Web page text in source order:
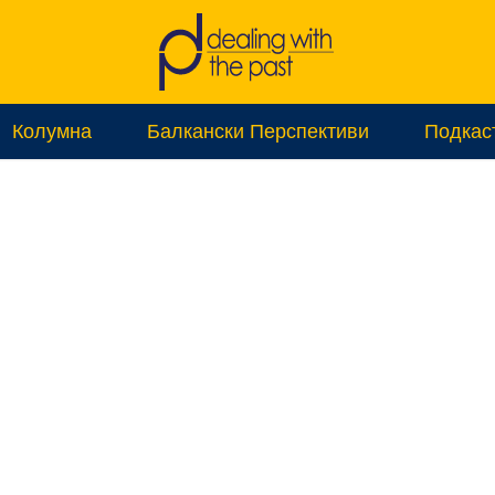
Колумна Балкански Перспективи